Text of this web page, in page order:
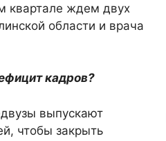
квартале ждем двух
области и врача
кадров?
выпускают
чтобы закрыть